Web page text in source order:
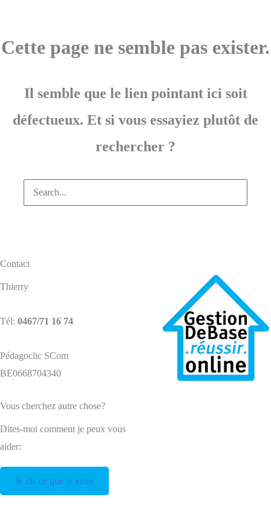
Cette page ne semble pas exister.
Il semble que le lien pointant ici soit
défectueux. Et si vous essayiez plutôt de
rechercher ?
Rechercher :
Contact
Thierry
Tél: 0467/71 16 74
Pédagoclic SCom
BE0668704340
Vous cherchez autre chose?
Dites-moi comment je peux vous
aider:
Je dis ce que je veux